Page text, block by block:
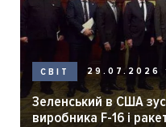
СВІТ 29.07.2026
Зеленський в США
виробника F-16 і